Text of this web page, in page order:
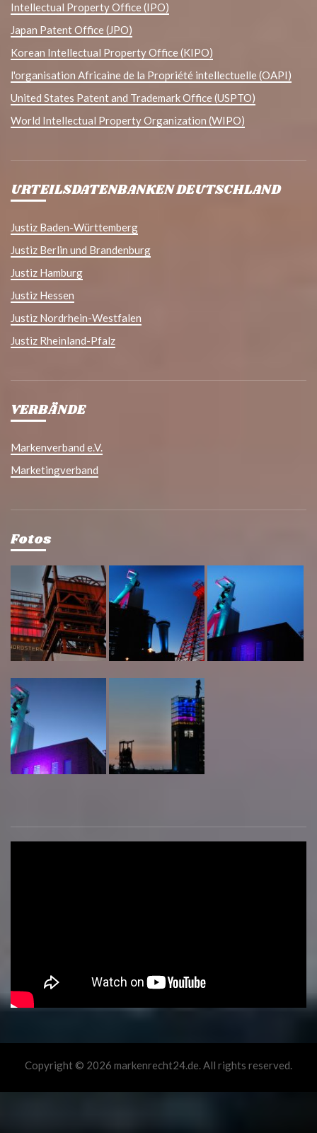
Intellectual Property Office (IPO)
Japan Patent Office (JPO)
Korean Intellectual Property Office (KIPO)
l'organisation Africaine de la Propriété intellectuelle (OAPI)
United States Patent and Trademark Office (USPTO)
World Intellectual Property Organization (WIPO)
URTEILSDATENBANKEN DEUTSCHLAND
Justiz Baden-Württemberg
Justiz Berlin und Brandenburg
Justiz Hamburg
Justiz Hessen
Justiz Nordrhein-Westfalen
Justiz Rheinland-Pfalz
VERBÄNDE
Markenverband e.V.
Marketingverband
Fotos
Copyright © 2026 markenrecht24.de. All rights reserved.